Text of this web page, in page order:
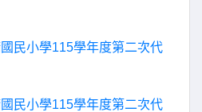
民小學115學年度第二次代
民小學115學年度第二次代